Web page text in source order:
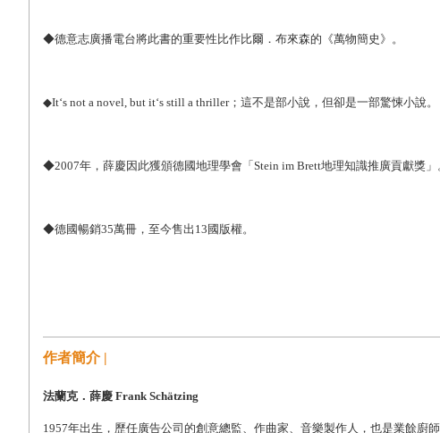
◆德意志廣播電台將此書的重要性比作比爾．布來森的《萬物簡史》。
◆It‘s not a novel, but it‘s still a thriller；這不是部小說，但卻是一部驚悚小說
◆2007年，薛慶因此獲頒德國地理學會「Stein im Brett地理知識推廣貢獻獎」
◆德國暢銷35萬冊，至今售出13國版權。
作者簡介 |
法蘭克．薛慶 Frank Schätzing
1957年出生，歷任廣告公司的創意總監、作曲家、音樂製作人，也是業餘廚